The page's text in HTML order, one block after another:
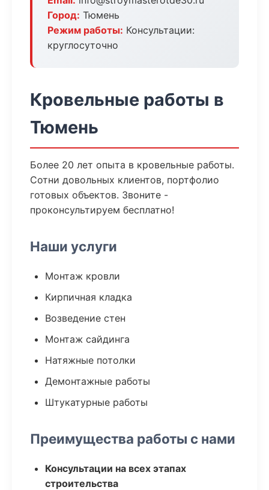
Город: Тюмень
Режим работы: Консультации:
круглосуточно
Кровельные работы в
Тюмень
Более 20 лет опыта в кровельные работы.
Сотни довольных клиентов, портфолио
готовых объектов. Звоните -
проконсультируем бесплатно!
Наши услуги
Монтаж кровли
Кирпичная кладка
Возведение стен
Монтаж сайдинга
Натяжные потолки
Демонтажные работы
Штукатурные работы
Преимущества работы с нами
Консультации на всех этапах
строительства